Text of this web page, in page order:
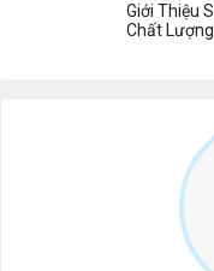
Giới Thiệu
Chất